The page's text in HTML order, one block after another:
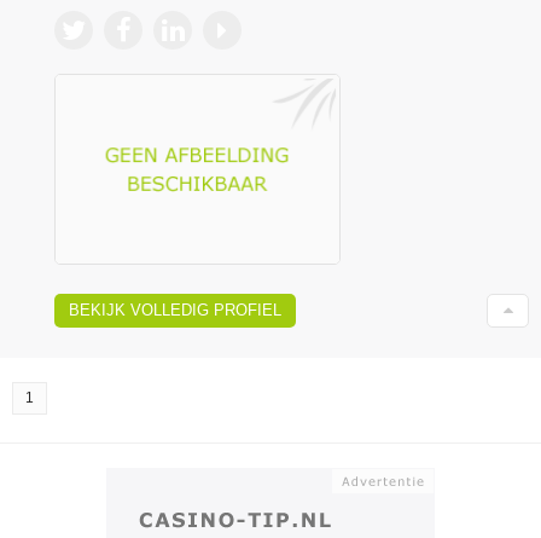
BEKIJK VOLLEDIG PROFIEL
1